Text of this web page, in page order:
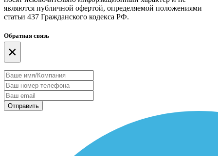
являются публичной офертой, определяемой положениями
статьи 437 Гражданского кодекса РФ.
Обратная связь
×
Отправить